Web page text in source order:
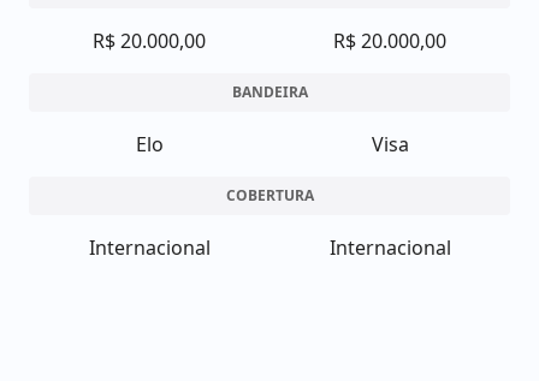
R$ 20.000,00 R$ 20.000,00
BANDEIRA
Elo Visa
COBERTURA
Internacional Internacional